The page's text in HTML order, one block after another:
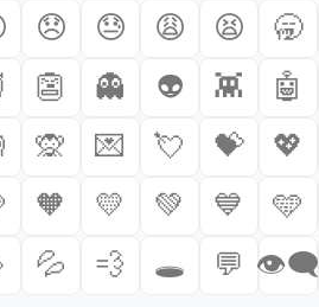
😞 😓 😩 😫 🥱
👺 👻 👽 👾 🤖
🙊 💌 💘 💝 💖
🧡 💛 💚 💙 🩵
💦 💨 🕳️ 💬 👁️‍🗨️